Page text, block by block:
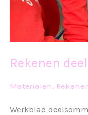
Rekenen
Materialen,
Werkblad